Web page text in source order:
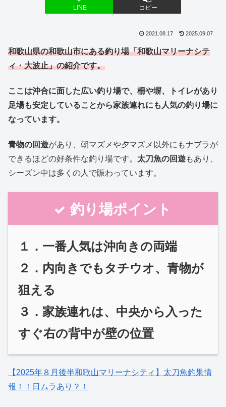
LINE コピー
2021.08.17 2025.09.07
和歌山県の和歌山市にある釣り場「和歌山マリーナシテ
ィ・大波止」の紹介です。
ここは沖合に面した広い釣り場で、柵や塀、トイレがあり
足場も安定していることから家族連れにも人気の釣り場に
なっています。
青物の回遊があり、朝マズメや夕マズメ以外にもナブラが
できるほどの好条件な釣り場です。 太刀魚の回遊もあり、
シーズン中は多くの人で賑わっています。
釣り場ポイント
１．一番人気は沖向きの両端
２．内向きでもタチウオ、青物が
狙える
３．家族連れは、中央から入った
すぐ右の背中が壁の位置
【2025年８月後半和歌山マリーナシティ】太刀魚釣果情
報！！日ムラあり？！